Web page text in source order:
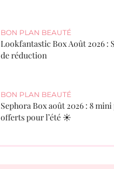
BON PLAN BEAUTÉ
Lookfantastic Box Août 2026 :
de réduction
BON PLAN BEAUTÉ
Sephora Box août 2026 : 8
offerts pour l’été ☀️